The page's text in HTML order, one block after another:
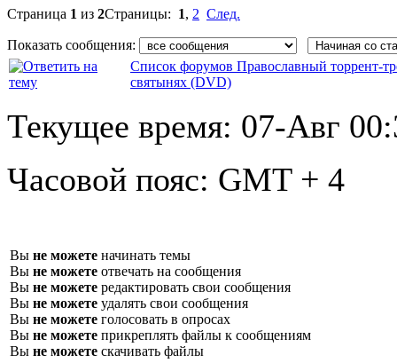
Страница 1 из 2Страницы: 1, 2 След.
Показать сообщения:
Список форумов Православный торрент-
святынях (DVD)
Текущее время: 07-Авг
Часовой пояс: GMT + 4
Вы не можете начинать темы
Вы не можете отвечать на сообщения
Вы не можете редактировать свои сообщения
Вы не можете удалять свои сообщения
Вы не можете голосовать в опросах
Вы не можете прикреплять файлы к сообщениям
Вы не можете скачивать файлы